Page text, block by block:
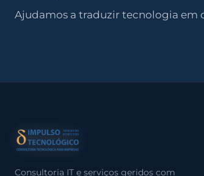
Ajudamos a traduzir tecnologia em
Consultoria IT e serviços geridos com